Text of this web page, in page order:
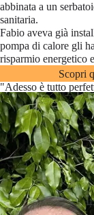
abbinata a un
sanitaria.
Fabio aveva già
pompa di calore gli
risparmio energetico
Scopri
"Adesso è tutto